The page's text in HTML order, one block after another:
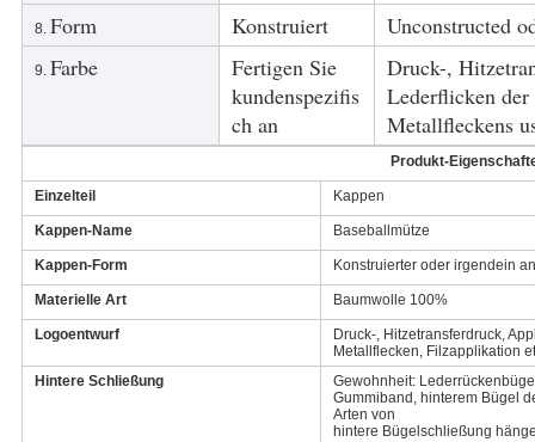
8. Form Konstruiert Unconstructed
9. Farbe
Fertigen Sie
kundenspezifis
ch an
Druck-,
Lederflicken der
Metallfleckens
Produkt-
Einzelteil Kappen
Kappen-Name Baseballmütze
Kappen-Form Konstruierter oder irgendein
Materielle Art Baumwolle 100%
Logoentwurf
Druck-, Hitzetransferdruck,
Metallflecken, Filzapplikation
Hintere Schließung
Gewohnheit:
Gummiband, hinterem Bügel
Arten von
hintere Bügelschließung